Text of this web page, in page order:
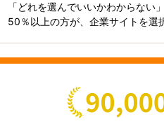
「どれを選んでいいかわからない
50％以上の方が、企業サイトを選